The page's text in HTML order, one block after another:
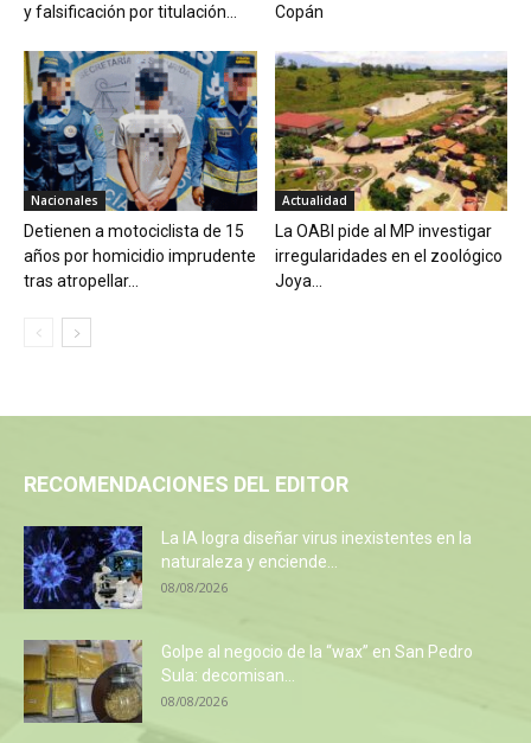
y falsificación por titulación...
Copán
Nacionales
Detienen a motociclista de 15
años por homicidio imprudente
tras atropellar...
Actualidad
La OABI pide al MP investigar
irregularidades en el zoológico
Joya...
RECOMENDACIONES DEL EDITOR
La IA logra diseñar virus inexistentes en la
naturaleza y enciende...
08/08/2026
Golpe al negocio de la “wax” en San Pedro
Sula: decomisan...
08/08/2026